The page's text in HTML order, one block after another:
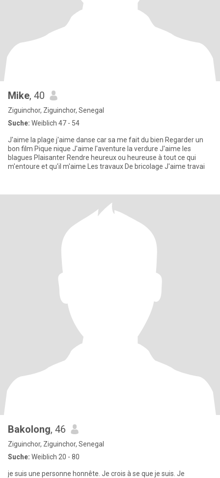
Mike, 40
Ziguinchor, Ziguinchor, Senegal
Suche: Weiblich 47 - 54
J'aime la plage j'aime danse car sa me fait du bien Regarder un
bon film Pique nique J'aime l'aventure la verdure J'aime les
blagues Plaisanter Rendre heureux ou heureuse à tout ce qui
m'entoure et qu'il m'aime Les travaux De bricolage J'aime travai
Bakolong, 46
Ziguinchor, Ziguinchor, Senegal
Suche: Weiblich 20 - 80
je suis une personne honnête. Je crois à se que je suis. Je